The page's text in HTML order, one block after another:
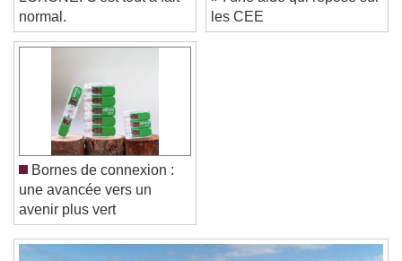
Text Edge Style
Font Family
Reset
Done
Close Modal Dialog
End of dialog window.
LOXONE. C'est tout à fait
normal.
» : une aide qui repose sur
les CEE
Bornes de connexion :
une avancée vers un
avenir plus vert